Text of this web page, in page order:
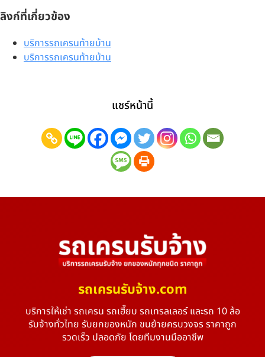
ลิงก์ที่เกี่ยวข้อง
บริการรถเครนท้ายบ้าน
บริการรถเครนท้ายบ้าน
แชร์หน้านี้
รถเครนรับจ้าง.com
บริการให้เช่า รถเครน รถเฮี๊ยบ รถเทรลเลอร์ และรถ 10 ล้อ
รับจ้างทั่วไทย รับยกของหนัก ขนย้ายครบวงจร ราคาถูก
รวดเร็ว ปลอดภัย โดยทีมงานมืออาชีพ